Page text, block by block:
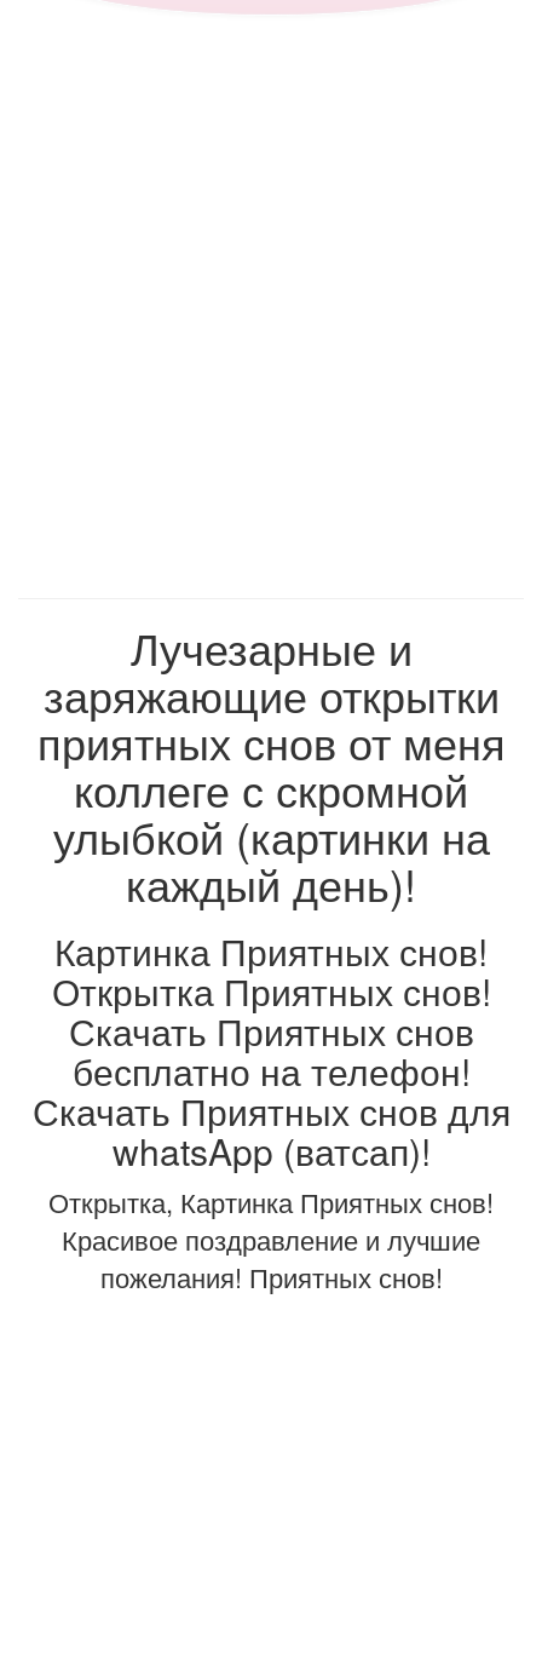
Лучезарные и
заряжающие открытки
приятных снов от меня
коллеге с скромной
улыбкой (картинки на
каждый день)!
Картинка Приятных снов!
Открытка Приятных снов!
Скачать Приятных снов
бесплатно на телефон!
Скачать Приятных снов для
whatsApp (ватсап)!
Открытка, Картинка Приятных снов!
Красивое поздравление и лучшие
пожелания! Приятных снов!